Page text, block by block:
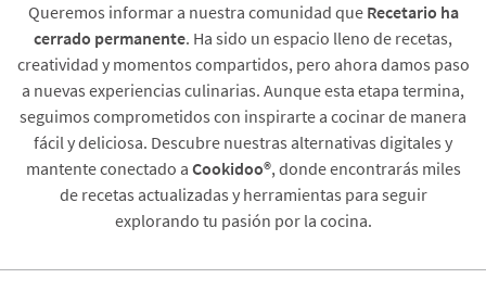
Queremos informar a nuestra comunidad que Recetario ha
cerrado permanente. Ha sido un espacio lleno de recetas,
creatividad y momentos compartidos, pero ahora damos paso
a nuevas experiencias culinarias. Aunque esta etapa termina,
seguimos comprometidos con inspirarte a cocinar de manera
fácil y deliciosa. Descubre nuestras alternativas digitales y
mantente conectado a Cookidoo®, donde encontrarás miles
de recetas actualizadas y herramientas para seguir
explorando tu pasión por la cocina.